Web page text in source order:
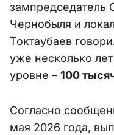
зампредседатель
Чернобыля и
Токтаубаев
уже несколько
уровне – 100
Согласно
мая 2026 года,